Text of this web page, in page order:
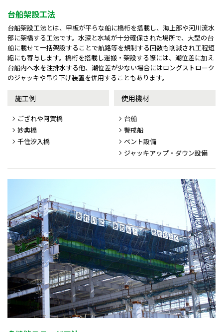
台船架設工法
台船架設工法とは、甲板が平らな船に橋桁を搭載し、海上部や河川流水
部に架橋する工法です。水深と水域が十分確保された場所で、大型の台
船に載せて一括架設することで航路等を規制する回数も削減され工程短
縮にも寄与します。橋桁を搭載し運搬・架設する際には、潮位差に加え
台船内へ水を注排水する他、潮位差が少ない場合にはロングストローク
のジャッキや吊り下げ装置を併用することもあります。
施工例
ござれや阿賀橋
妙典橋
千住汐入橋
使用機材
台船
警戒船
ベント設備
ジャッキアップ・ダウン設備